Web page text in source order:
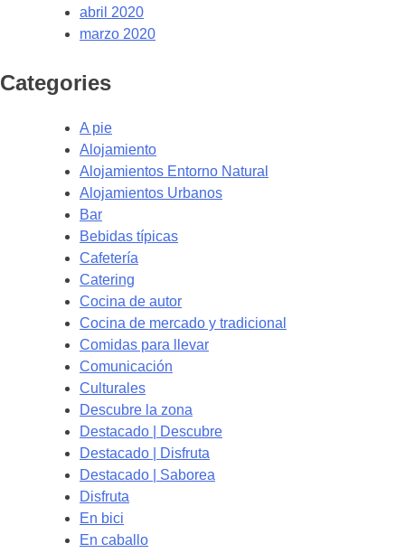
abril 2020
marzo 2020
Categories
A pie
Alojamiento
Alojamientos Entorno Natural
Alojamientos Urbanos
Bar
Bebidas típicas
Cafetería
Catering
Cocina de autor
Cocina de mercado y tradicional
Comidas para llevar
Comunicación
Culturales
Descubre la zona
Destacado | Descubre
Destacado | Disfruta
Destacado | Saborea
Disfruta
En bici
En caballo